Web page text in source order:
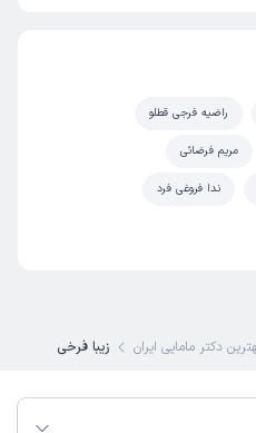
راضیه فرجی قطلو
مریم فرضائی
ندا فروغی فرد
دکتر مامایی ایران زیبا فرخی